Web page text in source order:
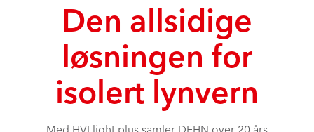
Den allsidige
løsningen for
isolert lynvern